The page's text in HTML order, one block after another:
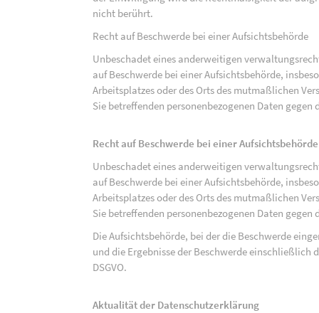
nicht berührt.
Recht auf Beschwerde bei einer Aufsichtsbehörde
Unbeschadet eines anderweitigen
auf Beschwerde bei einer Aufsichtsbehörde,
Arbeitsplatzes oder des Orts des mutmaßlichen
Sie betreffenden personenbezogenen Daten gegen
Recht auf Beschwerde bei einer Aufsichtsbehörde
Unbeschadet eines anderweitigen
auf Beschwerde bei einer Aufsichtsbehörde,
Arbeitsplatzes oder des Orts des mutmaßlichen
Sie betreffenden personenbezogenen Daten gegen
Die Aufsichtsbehörde, bei der die Beschwerde
und die Ergebnisse der Beschwerde
DSGVO.
Aktualität der Datenschutzerklärung